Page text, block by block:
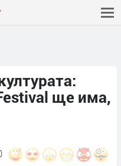
ще има,